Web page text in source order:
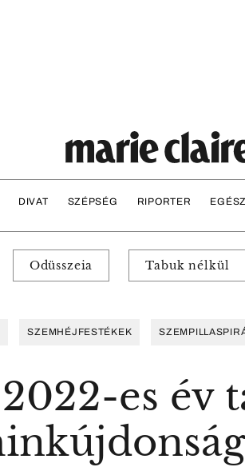
DIVAT SZÉPSÉG RIPORTER
Odüsszeia Tabuk nélkül
SZEMHÉJFESTÉKEK
es év